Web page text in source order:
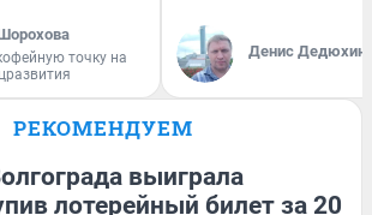
точку на
Денис Дедюхин
РЕКОМЕНДУЕМ
выиграла
лотерейный билет за 20